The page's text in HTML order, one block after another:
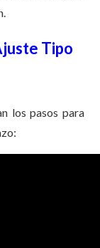
Tipo
los pasos para